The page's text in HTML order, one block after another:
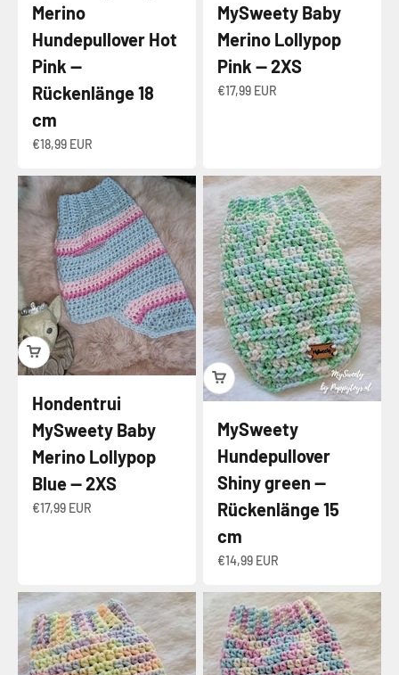
Merino
Hundepullover Hot
Pink —
Rückenlänge 18
cm
Angebot
€18,99 EUR
MySweety Baby
Merino Lollypop
Pink — 2XS
Angebot
€17,99 EUR
Hondentrui
MySweety Baby
Merino Lollypop
Blue — 2XS
Angebot
€17,99 EUR
MySweety
Hundepullover
Shiny green —
Rückenlänge 15
cm
Angebot
€14,99 EUR